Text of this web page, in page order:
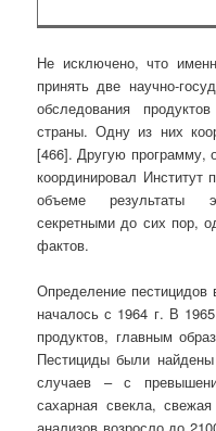
Не исключено, что
принять две научно-
обследования
страны. Одну из них
[466]. Другую программу,
координировал
объеме результаты
секретными до сих пор,
фактов.
Определение пестицидов
началось с 1964 г. В
продуктов, главным
Пестициды были
случаев – с
сахарная свекла,